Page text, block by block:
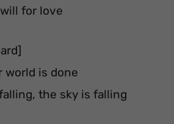
for love
world is done
the sky is falling